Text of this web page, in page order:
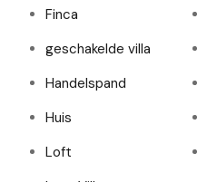
Finca
geschakelde villa
Handelspand
Huis
Loft